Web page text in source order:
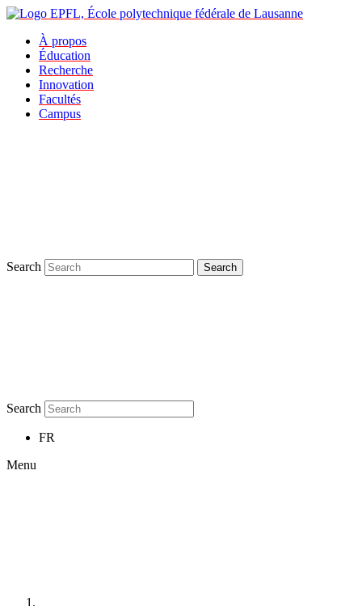
À propos
Éducation
Recherche
Innovation
Facultés
Campus
Search Search
Search
FR
Menu